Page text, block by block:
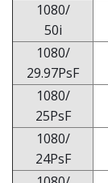
1080/
50i
1080/
29.97PsF
1080/
25PsF
1080/
24PsF